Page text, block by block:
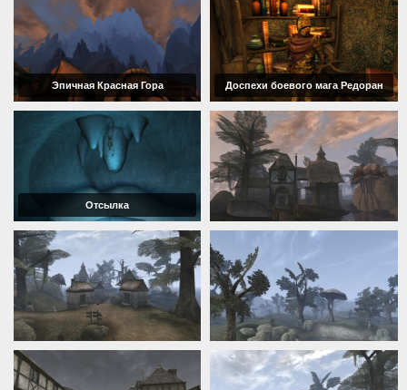
Эпичная Красная Гора Доспехи боевого мага Редоран
Отсылка